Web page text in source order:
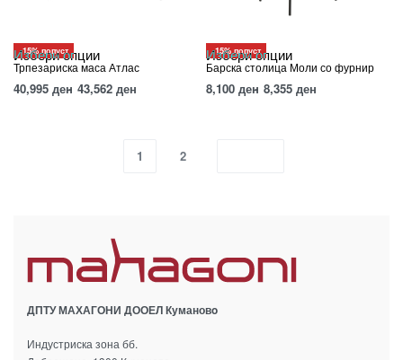
-15% попуст
Избери опции
Трпезариска маса Атлас
40,995 ден 43,562 ден
-15% попуст
Избери опции
Барска столица Моли со фурнир
8,100 ден 8,355 ден
1 2
ДПТУ МАХАГОНИ ДООЕЛ Кумановo
Индустриска зона бб.